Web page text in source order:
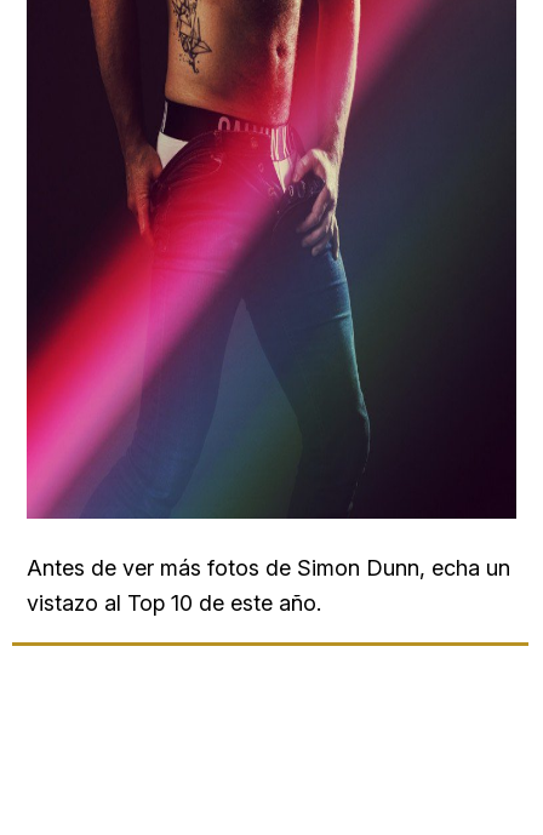
Antes de ver más fotos de Simon Dunn, echa un
vistazo al Top 10 de este año.